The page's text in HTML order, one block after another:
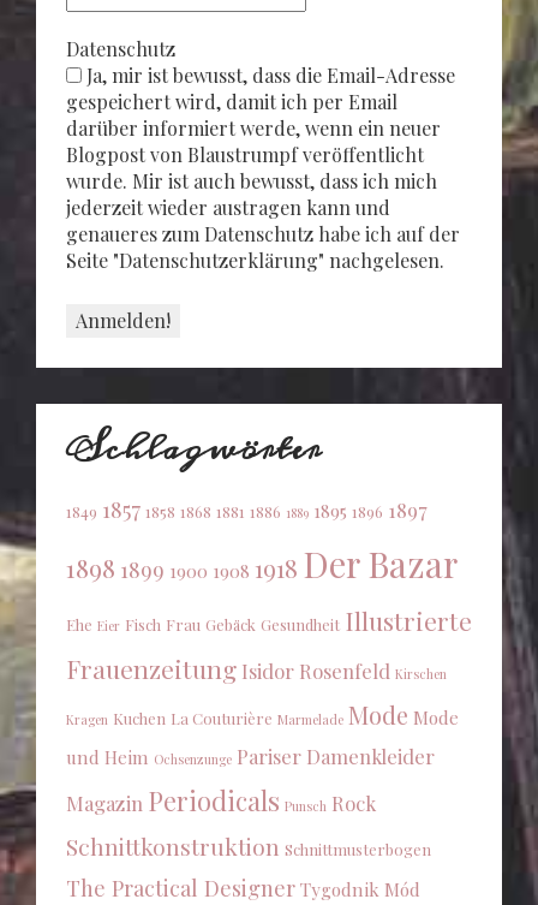
Datenschutz
Ja, mir ist bewusst, dass die Email-Adresse
gespeichert wird, damit ich per Email
darüber informiert werde, wenn ein neuer
Blogpost von Blaustrumpf veröffentlicht
wurde. Mir ist auch bewusst, dass ich mich
jederzeit wieder austragen kann und
genaueres zum Datenschutz habe ich auf der
Seite "Datenschutzerklärung" nachgelesen.
Schlagwörter
1849 1857 1858 1868 1881 1886 1889 1895 1896 1897
1898 1899 1900 1908 1918 Der Bazar
Ehe Eier Fisch Frau Gebäck Gesundheit Illustrierte
Frauenzeitung Isidor Rosenfeld Kirschen
Kragen Kuchen La Couturière Marmelade Mode Mode
und Heim Ochsenzunge Pariser Damenkleider
Magazin Periodicals Punsch Rock
Schnittkonstruktion Schnittmusterbogen
The Practical Designer Tygodnik Mód